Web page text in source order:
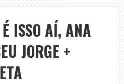
ISSO AÍ, ANA
JORGE +